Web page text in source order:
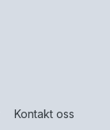
Kontakt oss